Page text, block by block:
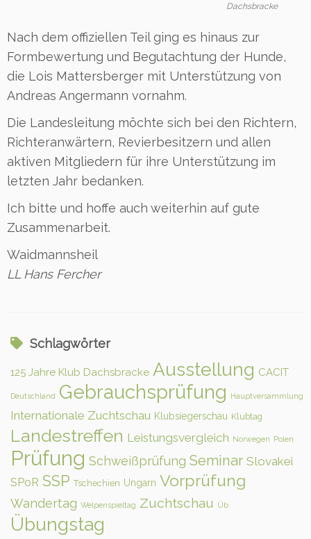
Dachsbracke
Nach dem offiziellen Teil ging es hinaus zur
Formbewertung und Begutachtung der Hunde,
die Lois Mattersberger mit Unterstützung von
Andreas Angermann vornahm.
Die Landesleitung möchte sich bei den Richtern,
Richteranwärtern, Revierbesitzern und allen
aktiven Mitgliedern für ihre Unterstützung im
letzten Jahr bedanken.
Ich bitte und hoffe auch weiterhin auf gute
Zusammenarbeit.
Waidmannsheil
LL Hans Fercher
Schlagwörter
125 Jahre Klub Dachsbracke Ausstellung CACIT
Deutschland Gebrauchsprüfung Hauptversammlung
Internationale Zuchtschau Klubsiegerschau Klubtag
Landestreffen Leistungsvergleich Norwegen Polen
Prüfung Schweißprüfung Seminar Slovakei
SPoR SSP Tschechien Ungarn Vorprüfung
Wandertag Welpenspieltag Zuchtschau Üb
Übungstag